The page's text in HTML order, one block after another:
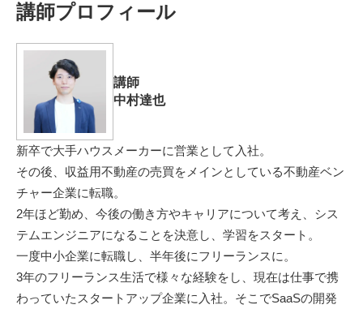
講師プロフィール
講師
中村達也
新卒で大手ハウスメーカーに営業として入社。
その後、収益用不動産の売買をメインとしている不動産ベン
チャー企業に転職。
2年ほど勤め、今後の働き方やキャリアについて考え、シス
テムエンジニアになることを決意し、学習をスタート。
一度中小企業に転職し、半年後にフリーランスに。
3年のフリーランス生活で様々な経験をし、現在は仕事で携
わっていたスタートアップ企業に入社。そこでSaaSの開発